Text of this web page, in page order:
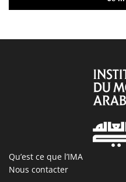
Qu’est ce que l’IMA
Nous contacter